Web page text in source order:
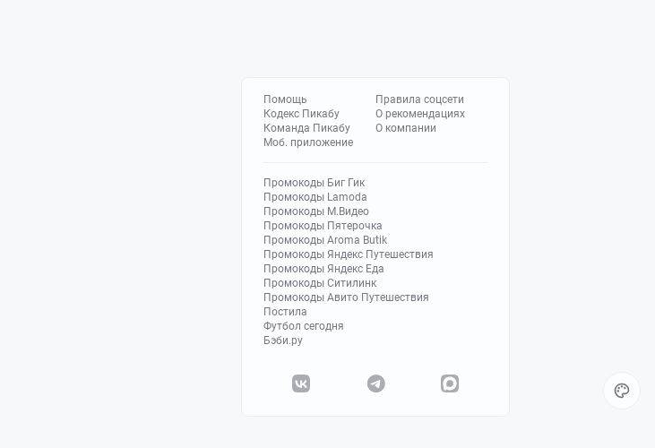
Помощь
Кодекс Пикабу
Команда Пикабу
Моб. приложение
Правила соцсети
О рекомендациях
О компании
Промокоды Биг Гик
Промокоды Lamoda
Промокоды М.Видео
Промокоды Пятерочка
Промокоды Aroma Butik
Промокоды Яндекс Путешествия
Промокоды Яндекс Еда
Промокоды Ситилинк
Промокоды Авито Путешествия
Постила
Футбол сегодня
Бэби.ру